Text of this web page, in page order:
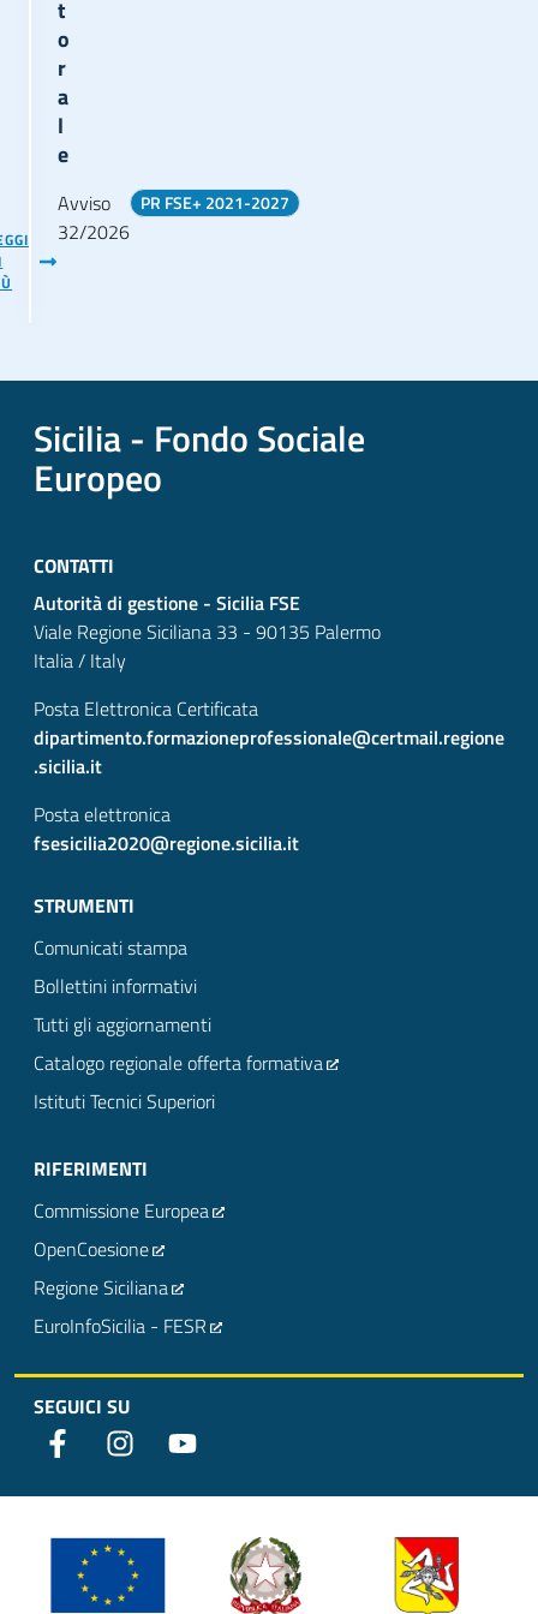
t
o
r
a
l
e
Avviso
32/2026
PR FSE+ 2021-2027
Sicilia - Fondo Sociale
Europeo
CONTATTI
Autorità di gestione - Sicilia FSE
Viale Regione Siciliana 33 - 90135 Palermo
Italia / Italy
Posta Elettronica Certificata
dipartimento.formazioneprofessionale@certmail.regione
.sicilia.it
Posta elettronica
fsesicilia2020@regione.sicilia.it
STRUMENTI
Comunicati stampa
Bollettini informativi
Tutti gli aggiornamenti
Catalogo regionale offerta formativa
Istituti Tecnici Superiori
RIFERIMENTI
Commissione Europea
OpenCoesione
Regione Siciliana
EuroInfoSicilia - FESR
SEGUICI SU